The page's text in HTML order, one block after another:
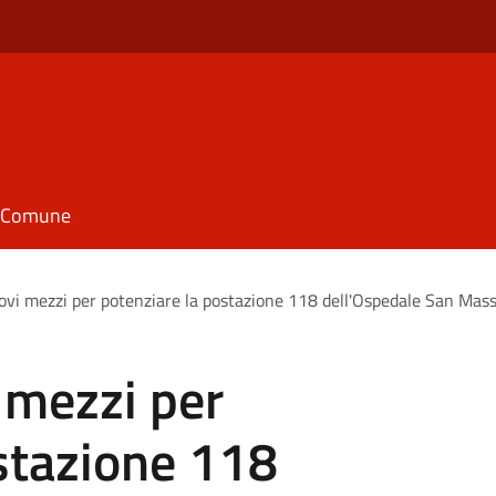
mezzi per potenziare la postazione 118 dell'Ospedale San
per
118